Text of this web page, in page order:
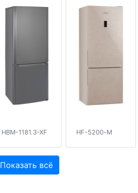
HBM-1181.3-XF HF-5200-M
Показать всё